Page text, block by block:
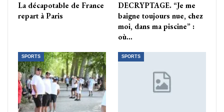
La décapotable de France
repart à Paris
DECRYPTAGE. “Je me
baigne toujours nue, chez
moi, dans ma piscine” :
où…
SPORTS SPORTS